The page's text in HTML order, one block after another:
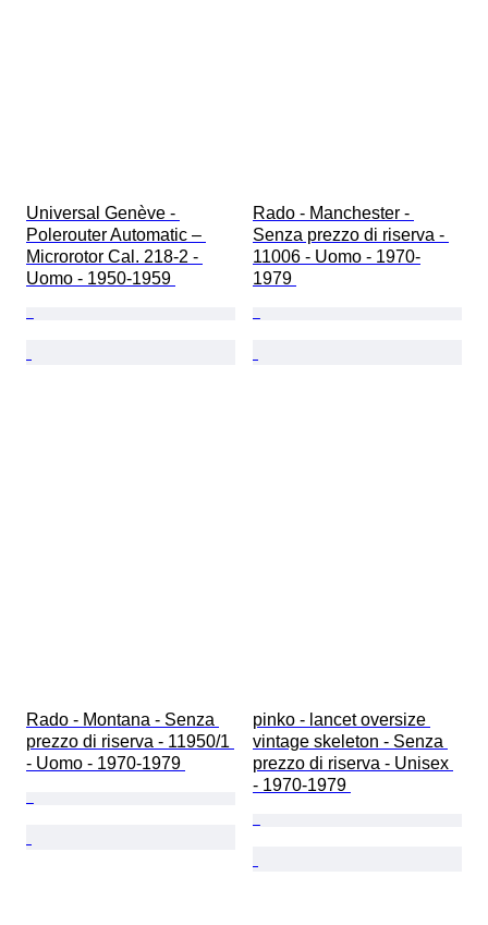
Universal Genève -
Polerouter Automatic –
Microrotor Cal. 218-2 -
Uomo - 1950-1959
Rado - Manchester -
Senza prezzo di riserva -
11006 - Uomo - 1970-
1979
Rado - Montana - Senza
prezzo di riserva - 11950/1
- Uomo - 1970-1979
pinko - lancet oversize
vintage skeleton - Senza
prezzo di riserva - Unisex
- 1970-1979